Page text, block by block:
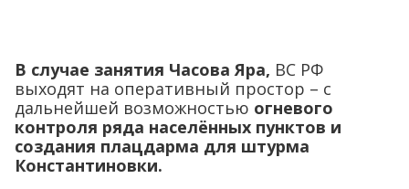
В случае занятия Часова Яра, ВС РФ
выходят на оперативный простор – с
дальнейшей возможностью огневого
контроля ряда населённых пунктов и
создания плацдарма для штурма
Константиновки.